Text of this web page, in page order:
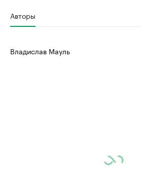
Авторы
Владислав Мауль